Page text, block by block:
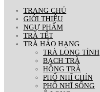
TRANG CHỦ
GIỚI THIỆU
NGỰ PHẨM
TRÀ TẾT
TRÀ HẢO HẠNG
TRÀ LONG TỈNH
BẠCH TRÀ
HỒNG TRÀ
PHỔ NHĨ CHÍN
PHỔ NHĨ SỐNG